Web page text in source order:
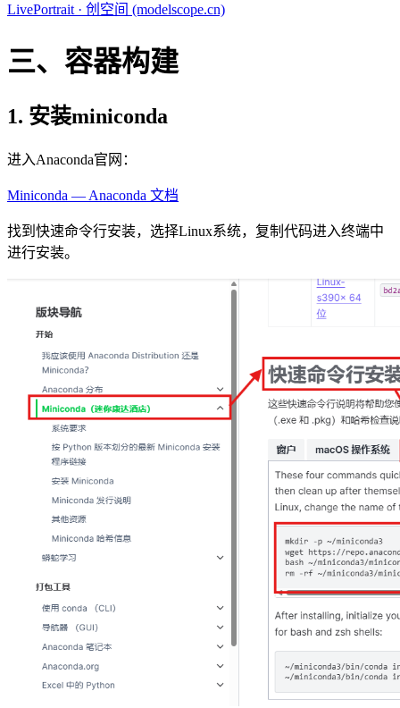
LivePortrait · 创空间 (modelscope.cn)
三、容器构建
1. 安装miniconda
进入Anaconda官网：
Miniconda — Anaconda 文档
找到快速命令行安装，选择Linux系统，复制代码进入终端中
进行安装。